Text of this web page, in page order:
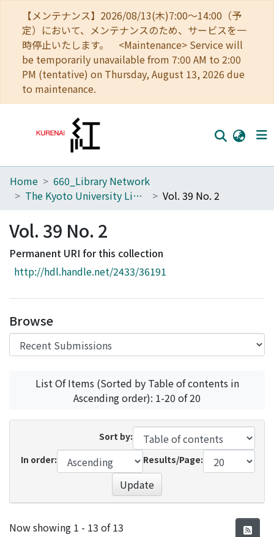
【メンテナンス】2026/08/13(木)7:00～14:00（予
定）において、メンテナンスのため、サービスを一
時停止いたします。 <Maintenance> Service will
be temporarily unavailable from 7:00 AM to 2:00
PM (tentative) on Thursday, August 13, 2026 due
to maintenance.
Home
Browse
Download Ranking
Access Statistics
Home
660_Library Network
The Kyoto University Library Network Bulletin : Sei-shu
Vol. 39 No. 2
Vol. 39 No. 2
Permanent URI for this collection
http://hdl.handle.net/2433/36191
Browse
List Of Items (Sorted by Table of contents in
Ascending order): 1-20 of 20
Sort by:
In order:
Results/Page:
Update
Recent Submissions
Now showing 1 - 13 of 13